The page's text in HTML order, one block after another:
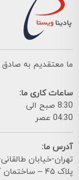
ما معتقدیم به
ساعات کاری ما:
8:30 صبح الی
04:30 عصر
آدرس ما:
تهران-خیابان
پلاک ۴۵ – ساختمان گروه آزمایشگاهی پادینا ویستا